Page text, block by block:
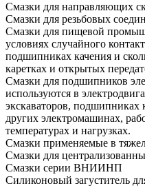
Смазки для направляющих
Смазки для резьбовых
Смазки для пищевой
условиях случайного
подшипниках качения и
каретках и открытых
Смазки для подшипников
используются в
экскаваторов, подшипниках
других электромашинах,
температурах и нагрузках.
Смазки применяемые в
Смазки для
Смазки серии ВНИИНП
Силиконовый загуститель